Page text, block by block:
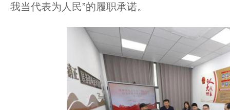
我当代表为人民”的履职承诺。